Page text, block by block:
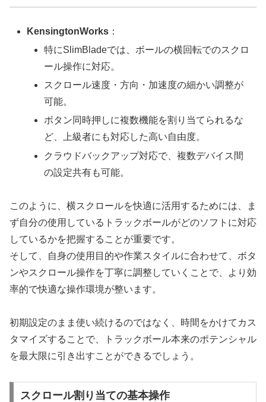
KensingtonWorks ：
特にSlimBladeでは、ボールの横回転でのスクロ
ール操作に対応。
スクロール速度・方向・加速度の細かい調整が
可能。
ボタン同時押しに複数機能を割り当てられるな
ど、上級者にも対応した高い自由度。
クラウドバックアップ対応で、複数デバイス間
の設定共有も可能。
このように、横スクロールを快適に活用するためには、ま
ず自分の使用しているトラックボールがどのソフトに対応
しているかを把握することが重要です。
そして、自身の使用目的や作業スタイルに合わせて、ボタ
ンやスクロール操作を丁寧に調整していくことで、より効
率的で快適な操作環境が整います。
初期設定のまま使い続けるのではなく、時間をかけてカス
タマイズすることで、トラックボール本来のポテンシャル
を最大限に引き出すことができるでしょう。
スクロール割り当ての基本操作